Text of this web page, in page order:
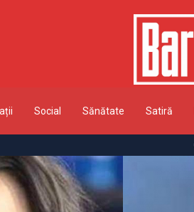
Social Sănătate Satiră